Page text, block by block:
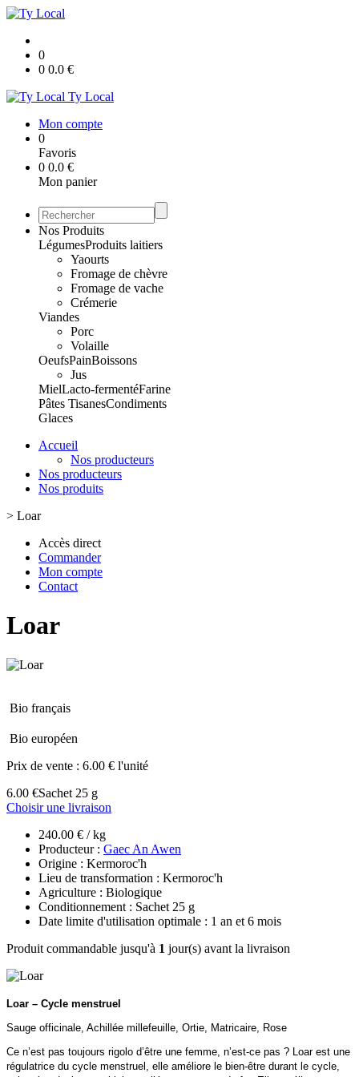
0
0 0.0 €
Ty Local
Mon compte
0
Favoris
0 0.0 €
Mon panier
Nos Produits
LégumesProduits laitiers
Yaourts
Fromage de chèvre
Fromage de vache
Crémerie
Viandes
Porc
Volaille
OeufsPainBoissons
Jus
MielLacto-fermentéFarine
Pâtes TisanesCondiments
Glaces
Accueil
Nos producteurs
Nos producteurs
Nos produits
> Loar
Accès direct
Commander
Mon compte
Contact
Loar
Bio français
Bio européen
Prix de vente : 6.00 € l'unité
6.00 €Sachet 25 g
Choisir une livraison
240.00 € / kg
Producteur : Gaec An Awen
Origine : Kermoroc'h
Lieu de transformation : Kermoroc'h
Agriculture : Biologique
Conditionnement : Sachet 25 g
Date limite d'utilisation optimale : 1 an et 6 mois
Produit commandable jusqu'à 1 jour(s) avant la livraison
Loar – Cycle menstruel
Sauge officinale, Achillée millefeuille, Ortie, Matricaire, Rose
Ce n’est pas toujours rigolo d’être une femme, n’est-ce pas ? Loar est une
régulatrice du cycle menstruel, elle améliore le bien-être durant le cycle,